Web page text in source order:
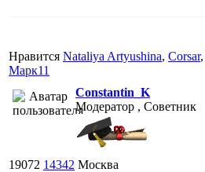
Нравится Nataliya Artyushina, Corsar,
Марк11
Constantin_K
Модератор , Советник
19072 14342 Москва